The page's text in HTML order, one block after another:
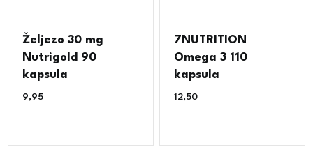
Željezo 30 mg
Nutrigold 90
kapsula
9,95
7NUTRITION
Omega 3 110
kapsula
12,50